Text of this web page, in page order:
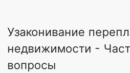
Узаконивание
недвижимости -
вопросы